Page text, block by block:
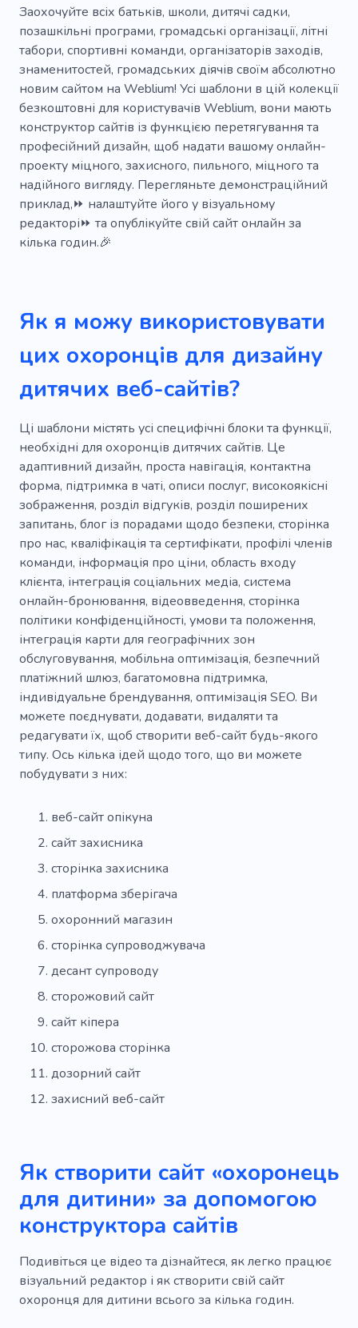
Допомога
Освіта
Дитячий садок
Новонароджений
Вагітність
Дошкільний заклад
Вечірка
Заохочуйте всіх батьків, школи, дитячі садки,
позашкільні програми, громадські організації, літні
табори, спортивні команди, організаторів заходів,
знаменитостей, громадських діячів своїм абсолютно
новим сайтом на Weblium! Усі шаблони в цій колекції
безкоштовні для користувачів Weblium, вони мають
конструктор сайтів із функцією перетягування та
професійний дизайн, щоб надати вашому онлайн-
проекту міцного, захисного, пильного, міцного та
надійного вигляду. Перегляньте демонстраційний
приклад,⏩ налаштуйте його у візуальному
редакторі⏩ та опублікуйте свій сайт онлайн за
кілька годин.🎉
Як я можу використовувати
цих охоронців для дизайну
дитячих веб-сайтів?
Ці шаблони містять усі специфічні блоки та функції,
необхідні для охоронців дитячих сайтів. Це
адаптивний дизайн, проста навігація, контактна
форма, підтримка в чаті, описи послуг, високоякісні
зображення, розділ відгуків, розділ поширених
запитань, блог із порадами щодо безпеки, сторінка
про нас, кваліфікація та сертифікати, профілі членів
команди, інформація про ціни, область входу
клієнта, інтеграція соціальних медіа, система
онлайн-бронювання, відеовведення, сторінка
політики конфіденційності, умови та положення,
інтеграція карти для географічних зон
обслуговування, мобільна оптимізація, безпечний
платіжний шлюз, багатомовна підтримка,
індивідуальне брендування, оптимізація SEO. Ви
можете поєднувати, додавати, видаляти та
редагувати їх, щоб створити веб-сайт будь-якого
типу. Ось кілька ідей щодо того, що ви можете
побудувати з них:
веб-сайт опікуна
сайт захисника
сторінка захисника
платформа зберігача
охоронний магазин
сторінка супроводжувача
десант супроводу
сторожовий сайт
сайт кіпера
сторожова сторінка
дозорний сайт
захисний веб-сайт
Як створити сайт «охоронець
для дитини» за допомогою
конструктора сайтів
Подивіться це відео та дізнайтеся, як легко працює
візуальний редактор і як створити свій сайт
охоронця для дитини всього за кілька годин.